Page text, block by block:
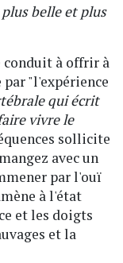
belle et plus
conduit à offrir à
"l'expérience
qui écrit
vivre le
sollicite
avec un
par l'ouï
à l'état
et les doigts
et la